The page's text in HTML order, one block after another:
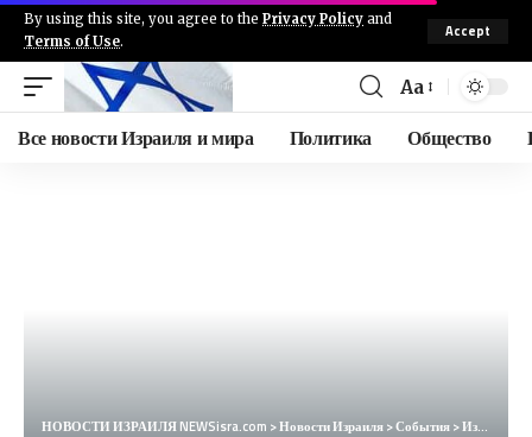
By using this site, you agree to the Privacy Policy and
Terms of Use.
Accept
Aa
Все новости Израиля и мира Политика Общество
НОВОСТИ ИЗРАИЛЯ NEWSisra.com >Новости Израиля>События>Изменений в директивах Командования Тыла